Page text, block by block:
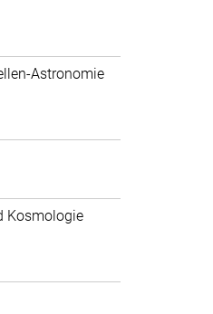
Astronomie
Kosmologie